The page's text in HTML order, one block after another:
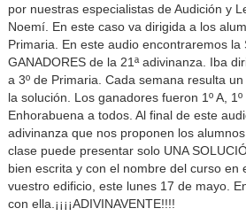
por nuestras especialistas de Audición y
Noemí. En este caso va dirigida a los
Primaria. En este audio encontraremos la
GANADORES de la 21ª adivinanza. Iba
a 3º de Primaria. Cada semana resulta
la solución. Los ganadores fueron 1º A, 1º
Enhorabuena a todos. Al final de este
adivinanza que nos proponen los
clase puede presentar solo UNA
bien escrita y con el nombre del curso en
vuestro edificio, este lunes 17 de mayo.
con ella.¡¡¡¡ADIVINAVENTE!!!!